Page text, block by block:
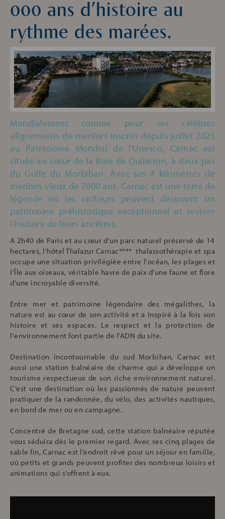
000 ans d’histoire au
rythme des marées.
Mondialement connue pour ses célèbres
alignements de menhirs inscrits depuis juillet 2025
au Patrimoine Mondial de l'Unesco, Carnac est
située au cœur de la Baie de Quiberon, à deux pas
du Golfe du Morbihan. Avec ses 4 kilomètres de
menhirs vieux de 7000 ans, Carnac est une terre de
légende où les visiteurs peuvent découvrir un
patrimoine préhistorique exceptionnel et revivre
l’histoire de leurs ancêtres.
A 2h40 de Paris et au cœur d'un parc naturel préservé de 14
hectares, l'hôtel Thalazur Carnac**** thalassothérapie et spa
occupe une situation privilégiée entre l'océan, les plages et
l'Île aux oiseaux, véritable havre de paix d'une faune et flore
d'une incroyable diversité.
Entre mer et patrimoine légendaire des mégalithes, la
nature est au cœur de son activité et a inspiré à la fois son
histoire et ses espaces. Le respect et la protection de
l'environnement font partie de l'ADN du site.
Destination incontournable du sud Morbihan, Carnac est
aussi une station balnéaire de charme qui a développé un
tourisme respectueux de son riche environnement naturel.
C’est une destination où les passionnés de nature peuvent
pratiquer de la randonnée, du vélo, des activités nautiques,
en bord de mer ou en campagne.
Concentré de Bretagne sud, cette station balnéaire réputée
vous séduira dès le premier regard. Avec ses cinq plages de
sable fin, Carnac est l’endroit rêvé pour un séjour en famille,
où petits et grands peuvent profiter des nombreux loisirs et
animations qui s’offrent à eux.